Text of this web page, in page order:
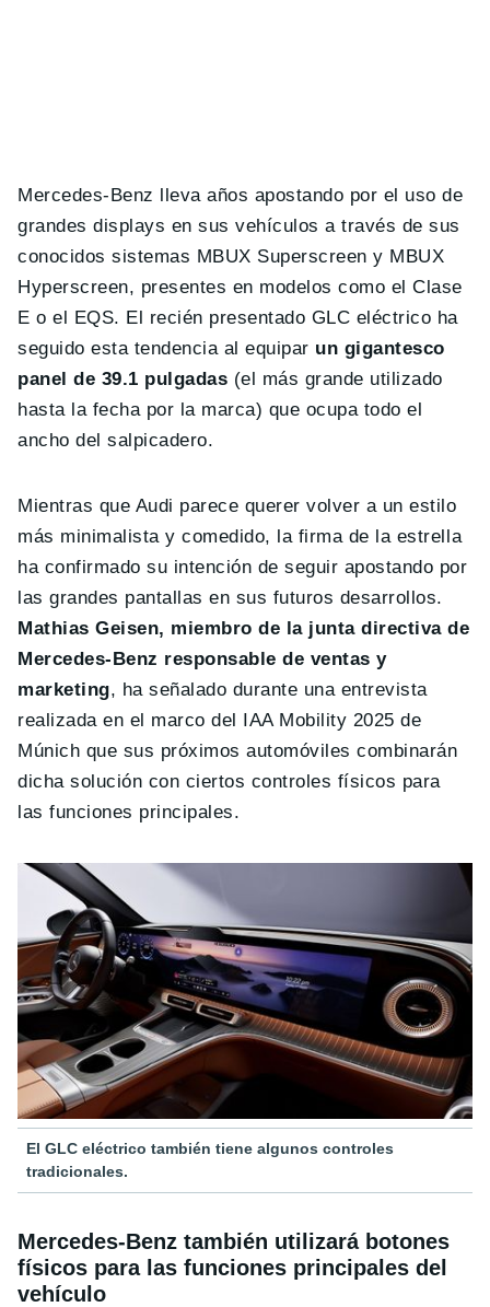
Mercedes-Benz lleva años apostando por el uso de
grandes displays en sus vehículos a través de sus
conocidos sistemas MBUX Superscreen y MBUX
Hyperscreen, presentes en modelos como el Clase
E o el EQS. El recién presentado GLC eléctrico ha
seguido esta tendencia al equipar un gigantesco
panel de 39.1 pulgadas (el más grande utilizado
hasta la fecha por la marca) que ocupa todo el
ancho del salpicadero.
Mientras que Audi parece querer volver a un estilo
más minimalista y comedido, la firma de la estrella
ha confirmado su intención de seguir apostando por
las grandes pantallas en sus futuros desarrollos.
Mathias Geisen, miembro de la junta directiva de
Mercedes-Benz responsable de ventas y
marketing, ha señalado durante una entrevista
realizada en el marco del IAA Mobility 2025 de
Múnich que sus próximos automóviles combinarán
dicha solución con ciertos controles físicos para
las funciones principales.
El GLC eléctrico también tiene algunos controles
tradicionales.
Mercedes-Benz también utilizará botones
físicos para las funciones principales del
vehículo